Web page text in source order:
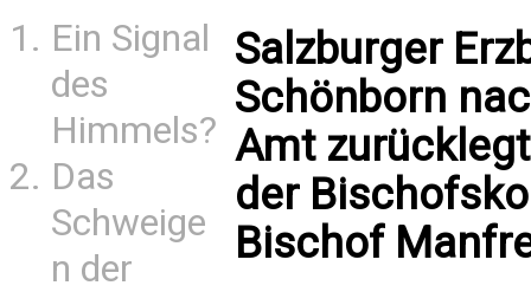
Ein Signal
des
Himmels?
Das
Schweige
n der
Salzburger
Schönborn
Amt
der
Bischof